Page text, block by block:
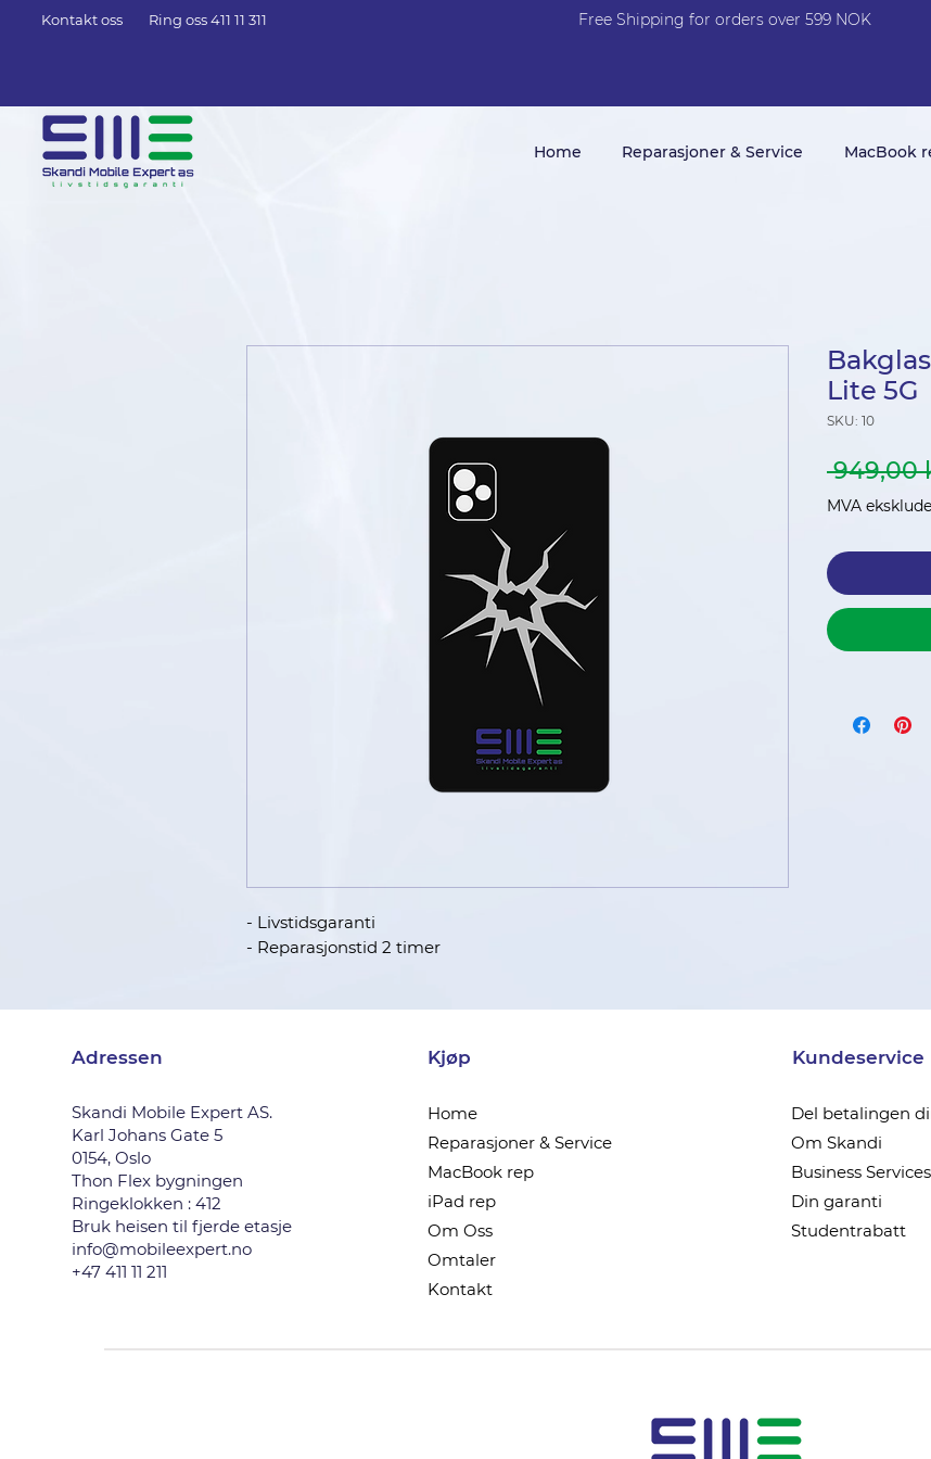
Kontakt oss Ring oss 411 11 311 Free Shipping for orders over 599 NOK
Home Reparasjoner & Service MacBook
- Livstidsgaranti
- Reparasjonstid 2 timer
Lite 5G
SKU: 10
949,00
MVA
Adressen
Skandi Mobile Expert AS.
Karl Johans Gate 5
0154, Oslo
Thon Flex bygningen
Ringeklokken : 412
Bruk heisen til fjerde etasje
info@mobileexpert.no
+47 411 11 211
Kjøp
Home
Reparasjoner & Service
MacBook rep
iPad rep
Om Oss
Omtaler
Kontakt
Kundeservice
Del betalingen
Om Skandi
Business Services
Din garanti
Studentrabatt